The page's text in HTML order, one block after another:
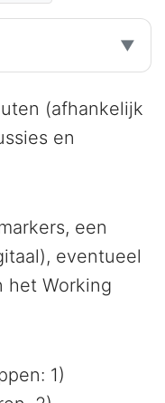
▼
(afhankelijk
en
een
eventueel
het Working
1)